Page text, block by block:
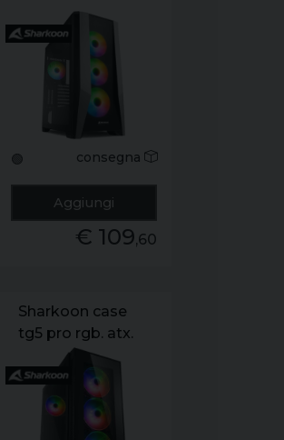
vetro temperato.
7 slot
espansione.
3x120mm fan
front. 1x120mm
🟢 consegna
Aggiungi
€ 109,60
Sharkoon case
tg5 pro rgb. atx.
2xusb 3.0. 2xusb
2.0. 7 slots.